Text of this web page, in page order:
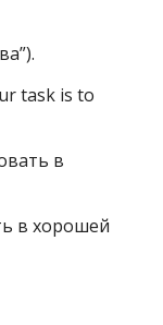
task is to
в
в хорошей